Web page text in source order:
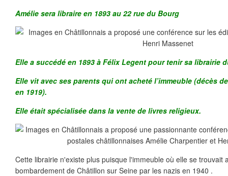
Amélie sera libraire en 1893 au 22 rue du Bourg
Elle a succédé en 1893 à Félix Legent pour tenir sa librairie
Elle vit avec ses parents qui ont acheté l’immeuble (décès
en 1919).
Elle était spécialisée dans la vente de livres religieux.
Cette librairie n'existe plus puisque l'immeuble où elle se trouvait
bombardement de Châtillon sur Seine par les nazis en 1940 .